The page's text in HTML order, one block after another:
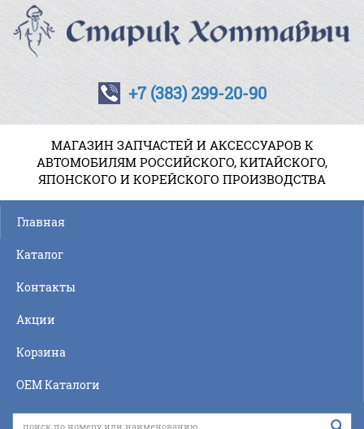
+7 (383) 299-20-90
МАГАЗИН ЗАПЧАСТЕЙ И АКСЕССУАРОВ К
АВТОМОБИЛЯМ РОССИЙСКОГО, КИТАЙСКОГО,
ЯПОНСКОГО И КОРЕЙСКОГО ПРОИЗВОДСТВА
Главная
Каталог
Контакты
Акции
Корзина
OEM Каталоги